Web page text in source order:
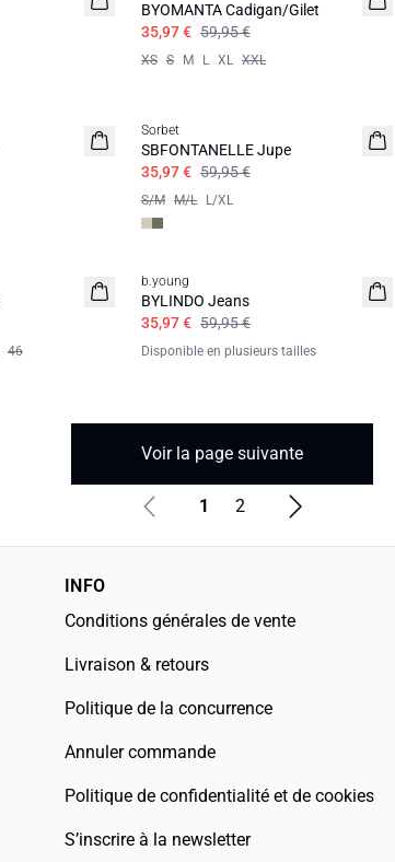
BYOMANTA Cadigan/Gilet
35,97 € 59,95 €
XS S M L XL XXL
Sorbet
SBFONTANELLE Jupe
35,97 € 59,95 €
S/M M/L L/XL
46
b.young
BYLINDO Jeans
35,97 € 59,95 €
Disponible en plusieurs tailles
Voir la page suivante
1 2
INFO
Conditions générales de vente
Livraison & retours
Politique de la concurrence
Annuler commande
Politique de confidentialité et de cookies
S’inscrire à la newsletter